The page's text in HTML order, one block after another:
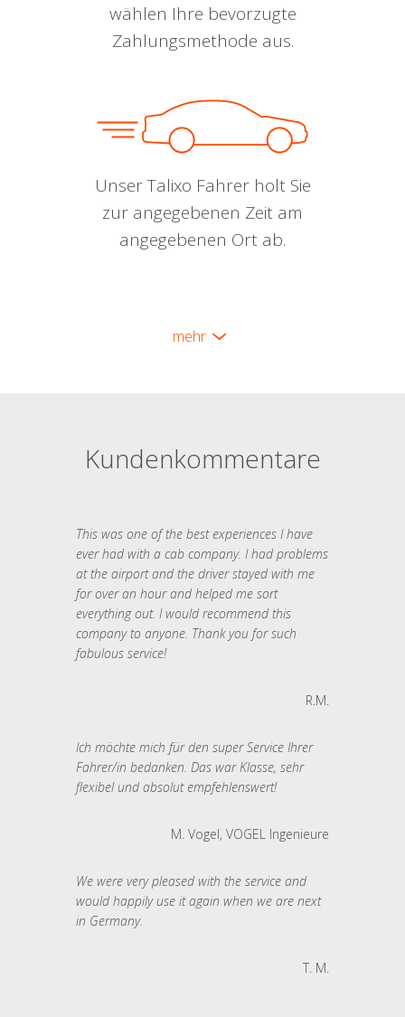
wählen Ihre bevorzugte
Zahlungsmethode aus.
Unser Talixo Fahrer holt Sie
zur angegebenen Zeit am
angegebenen Ort ab.
mehr
Kundenkommentare
This was one of the best experiences I have
ever had with a cab company. I had problems
at the airport and the driver stayed with me
for over an hour and helped me sort
everything out. I would recommend this
company to anyone. Thank you for such
fabulous service!
R.M.
Ich möchte mich für den super Service Ihrer
Fahrer/in bedanken. Das war Klasse, sehr
flexibel und absolut empfehlenswert!
M. Vogel, VOGEL Ingenieure
We were very pleased with the service and
would happily use it again when we are next
in Germany.
T. M.